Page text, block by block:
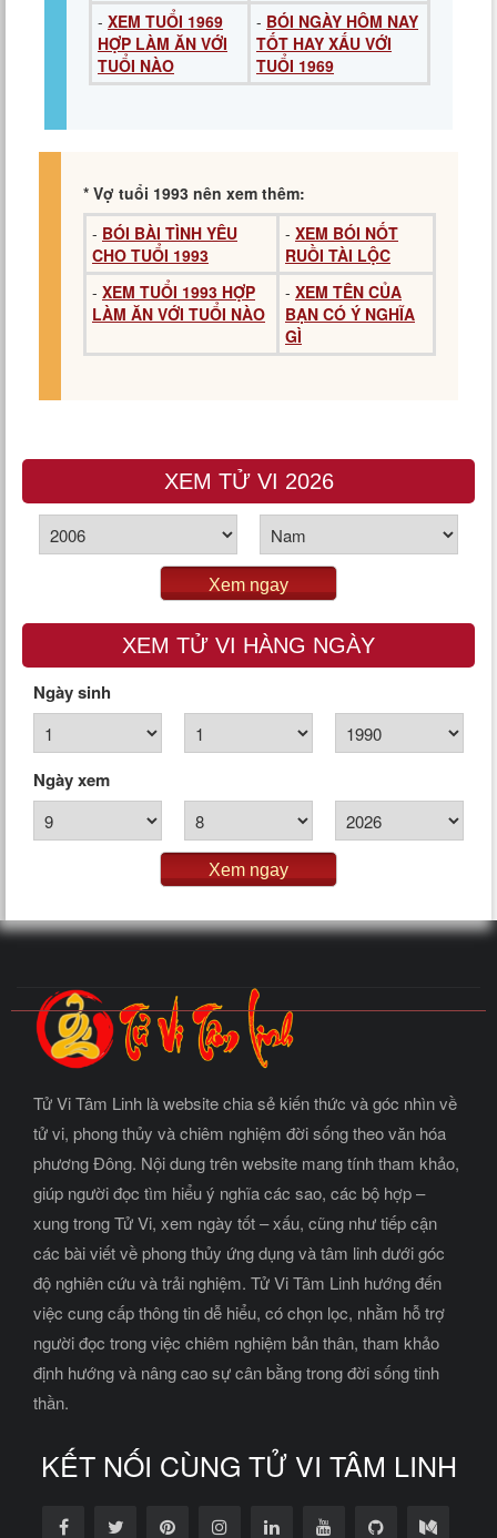
- XEM TUỔI 1969
HỢP LÀM ĂN VỚI
TUỔI NÀO
- BÓI NGÀY HÔM NAY
TỐT HAY XẤU VỚI
TUỔI 1969
* Vợ tuổi 1993 nên xem thêm:
- BÓI BÀI TÌNH YÊU
CHO TUỔI 1993
- XEM BÓI NỐT
RUỒI TÀI LỘC
- XEM TUỔI 1993 HỢP
LÀM ĂN VỚI TUỔI NÀO
- XEM TÊN CỦA
BẠN CÓ Ý NGHĨA
GÌ
XEM TỬ VI 2026
Xem ngay
XEM TỬ VI HÀNG NGÀY
Ngày sinh
Ngày xem
Xem ngay
Tử Vi Tâm Linh là website chia sẻ kiến thức và góc nhìn về
tử vi, phong thủy và chiêm nghiệm đời sống theo văn hóa
phương Đông. Nội dung trên website mang tính tham khảo,
giúp người đọc tìm hiểu ý nghĩa các sao, các bộ hợp –
xung trong Tử Vi, xem ngày tốt – xấu, cũng như tiếp cận
các bài viết về phong thủy ứng dụng và tâm linh dưới góc
độ nghiên cứu và trải nghiệm. Tử Vi Tâm Linh hướng đến
việc cung cấp thông tin dễ hiểu, có chọn lọc, nhằm hỗ trợ
người đọc trong việc chiêm nghiệm bản thân, tham khảo
định hướng và nâng cao sự cân bằng trong đời sống tinh
thần.
KẾT NỐI CÙNG TỬ VI TÂM LINH